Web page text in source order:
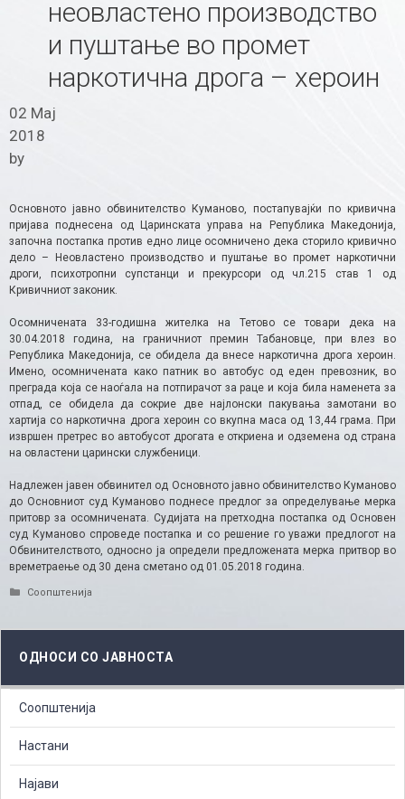
неовластено производство
и пуштање во промет
наркотична дрога – хероин
02 Мај
2018
by
Основното јавно обвинителство Куманово, постапувајќи по кривична
пријава поднесена од Царинската управа на Република Македонија,
започна постапка против едно лице осомничено дека сторило кривично
дело – Неовластено производство и пуштање во промет наркотични
дроги, психотропни супстанци и прекурсори од чл.215 став 1 од
Кривичниот законик.
Осомничената 33-годишна жителка на Тетово се товари дека на
30.04.2018 година, на граничниот премин Табановце, при влез во
Република Македонија, се обидела да внесе наркотична дрога хероин.
Имено, осомничената како патник во автобус од еден превозник, во
преграда која се наоѓала на потпирачот за раце и која била наменета за
отпад, се обидела да сокрие две најлонски пакувања замотани во
хартија со наркотична дрога хероин со вкупна маса од 13,44 грама. При
извршен претрес во автобусот дрогата е откриена и одземена од страна
на овластени царински службеници.
Надлежен јавен обвинител од Основното јавно обвинителство Куманово
до Основниот суд Куманово поднесе предлог за определување мерка
притовр за осомничената. Судијата на претходна постапка од Основен
суд Куманово спроведе постапка и со решение го уважи предлогот на
Обвинителството, односно ја определи предложената мерка притвор во
времетраење од 30 дена сметано од 01.05.2018 година.
Categories
Соопштенија
ОДНОСИ СО ЈАВНОСТА
Соопштенија
Настани
Најави